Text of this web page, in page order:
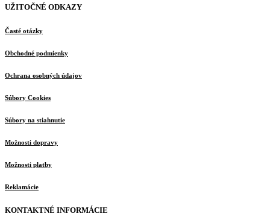
UŽITOČNÉ ODKAZY
Časté otázky
Obchodné podmienky
Ochrana osobných údajov
Súbory Cookies
Súbory na stiahnutie
Možnosti dopravy
Možnosti platby
Reklamácie
KONTAKTNÉ INFORMÁCIE